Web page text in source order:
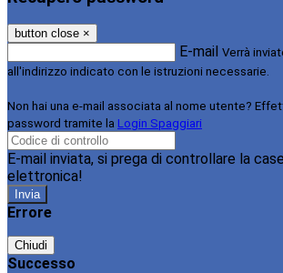
button close ×
E-mail Verrà
all'indirizzo indicato con le istruzioni necessarie.
Non hai una e-mail associata al nome utente?
password tramite la Login Spaggiari
E-mail inviata, si prega di controllare la
elettronica!
Errore
Chiudi
Successo